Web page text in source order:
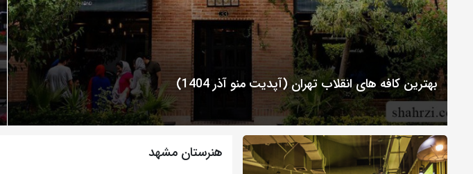
بهترین کافه های انقلاب تهران (آپدیت منو آذر 1404)
هنرستان مشهد